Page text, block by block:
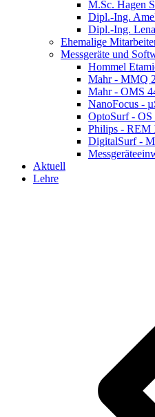
M.Sc. Hagen
Dipl.-Ing.
Dipl.-Ing.
Ehemalige
Messgeräte und
Hommel
Mahr - MMQ
Mahr - OMS
NanoFocus -
OptoSurf - OS
Philips - REM
DigitalSurf -
Aktuell
Lehre